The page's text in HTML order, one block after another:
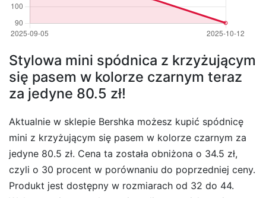
Stylowa mini spódnica z krzyżującym
się pasem w kolorze czarnym teraz
za jedyne 80.5 zł!
Aktualnie w sklepie Bershka możesz kupić spódnicę
mini z krzyżującym się pasem w kolorze czarnym za
jedyne 80.5 zł. Cena ta została obniżona o 34.5 zł,
czyli o 30 procent w porównaniu do poprzedniej ceny.
Produkt jest dostępny w rozmiarach od 32 do 44.